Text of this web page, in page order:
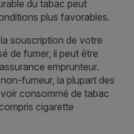
du tabac peut
plus favorables.
souscription de votre
de fumer, il peut être
emprunteur.
fumeur, la plupart des
consommé de tabac
cigarette